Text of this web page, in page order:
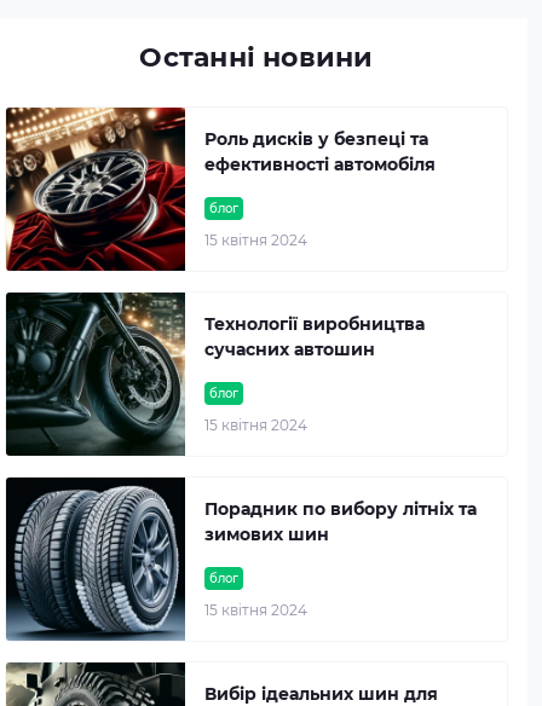
Останні новини
блог
15 квітня 2024
Роль дисків у безпеці та
ефективності автомобіля
блог
15 квітня 2024
Технології виробництва
сучасних автошин
блог
15 квітня 2024
Порадник по вибору літніх та
зимових шин
Вибір ідеальних шин для